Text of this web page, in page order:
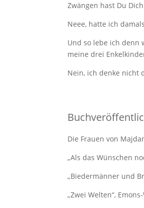
Zwängen hast Du
Neee, hatte ich
Und so lebe ich denn
meine drei
Nein, ich denke nicht
Die Frauen von
„Als das Wünschen
„Biedermänner und
„Zwei Welten“,